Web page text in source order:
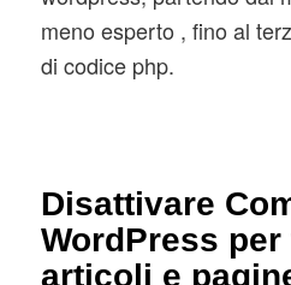
meno esperto , fino al
di codice php.
Disattivare
WordPress
articoli e